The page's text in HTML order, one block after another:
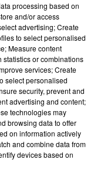
Pacaudière vous
processing based on
and/or access
advertising; Create
to select personalised
Measure content
or combinations
services; Create
select personalised
security, prevent and
advertising and content;
technologies may
browsing data to offer
on information actively
and combine data from
devices based on